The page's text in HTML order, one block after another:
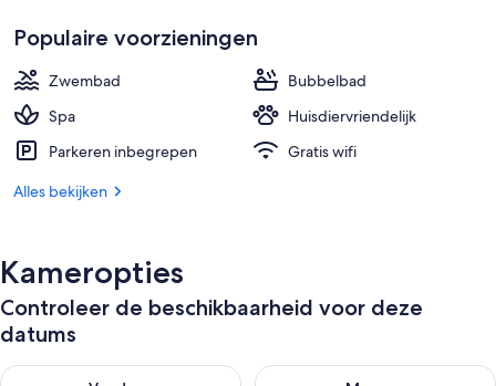
Bar (ter plaatse)
Populaire voorzieningen
Zwembad
Bubbelbad
Spa
Huisdiervriendelijk
Parkeren inbegrepen
Gratis wifi
Alles bekijken
Kameropties
Controleer de beschikbaarheid voor deze
datums
De beschikbaarheid controleren voor vanavond aug 6 - aug 7
De beschikbaarheid